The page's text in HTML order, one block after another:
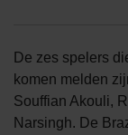
De zes spelers
komen melden
Souffian Akouli,
Narsingh. De